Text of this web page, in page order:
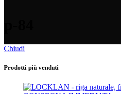
Chiudi
Prodotti più venduti